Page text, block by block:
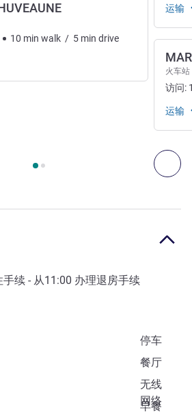
下
10 min walk / 5 min drive
运输
火车站
访问:
运输
续 - 从11:00 办理退房手续
停车
餐厅
无线
网络
早餐